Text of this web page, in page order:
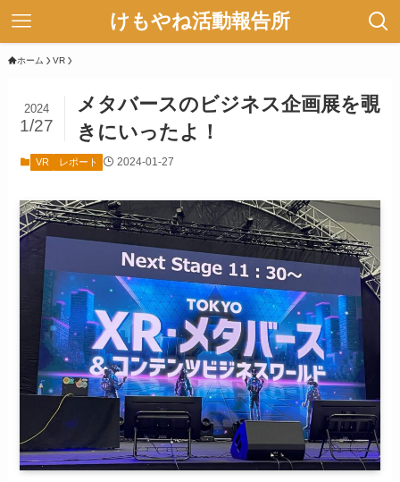
けもやね活動報告所
ホーム VR
メタバースのビジネス企画展を覗
きにいったよ！
2024
1/27
VR レポート 2024-01-27